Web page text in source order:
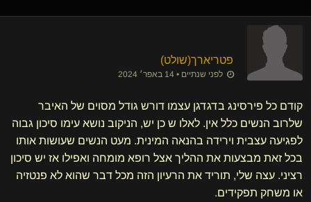
פטריארך​(שולט)
לפני שנתיים • 14 באפר׳ 2024
קודם כל פירסינג בדגדגן עצמו דורש גודל מסוים של האיבר
שלרוב הנשים כלל אין. לאלו ש כן יש, הניקוב נושא עימו סיכון גבוה
לפגיעה עצבית וירידה בהנאה המינית. מעט הנשים שעושות אותו
בכל זאת מבצעות את ההליך אצל רופא מומחה ואפילו אז יש סיכון
רציני. עצה שלי, תוריד את הרעיון הזה מכל דבר שהוא לא פנטזיה
או משחק תפקידים.